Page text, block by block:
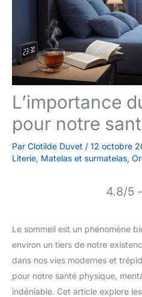
L’importance
pour notre
Par Clotilde Duvet / 12 octobre
Literie, Matelas et surmatelas,
4.8/5
Le sommeil est un phénomène
environ un tiers de notre
dans nos vies modernes et
pour notre santé physique,
indéniable. Cet article explore